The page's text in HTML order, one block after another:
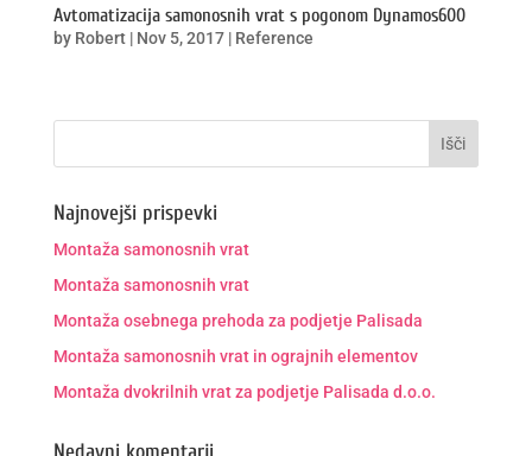
Avtomatizacija samonosnih vrat s pogonom Dynamos600
by Robert| Nov 5, 2017| Reference
Najnovejši prispevki
Montaža samonosnih vrat
Montaža samonosnih vrat
Montaža osebnega prehoda za podjetje Palisada
Montaža samonosnih vrat in ograjnih elementov
Montaža dvokrilnih vrat za podjetje Palisada d.o.o.